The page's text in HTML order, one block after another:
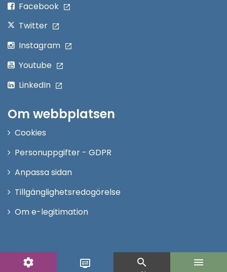
settings display_settings search menu
Facebook
Twitter
Instagram
Youtube
LinkedIn
Om webbplatsen
Cookies
Personuppgifter - GDPR
Anpassa sidan
Tillgänglighetsredogörelse
Om e-legitimation